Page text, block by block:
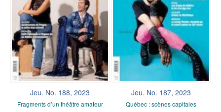
Jeu. No. 188, 2023
Fragments d’un théâtre amateur
Jeu. No. 187, 2023
Québec : scènes capitales